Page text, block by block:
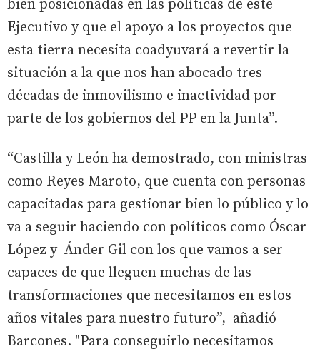
bien posicionadas en las políticas de este
Ejecutivo y que el apoyo a los proyectos que
esta tierra necesita coadyuvará a revertir la
situación a la que nos han abocado tres
décadas de inmovilismo e inactividad por
parte de los gobiernos del PP en la Junta”.
“Castilla y León ha demostrado, con ministras
como Reyes Maroto, que cuenta con personas
capacitadas para gestionar bien lo público y lo
va a seguir haciendo con políticos como Óscar
López y Ánder Gil con los que vamos a ser
capaces de que lleguen muchas de las
transformaciones que necesitamos en estos
años vitales para nuestro futuro”, añadió
Barcones. "Para conseguirlo necesitamos